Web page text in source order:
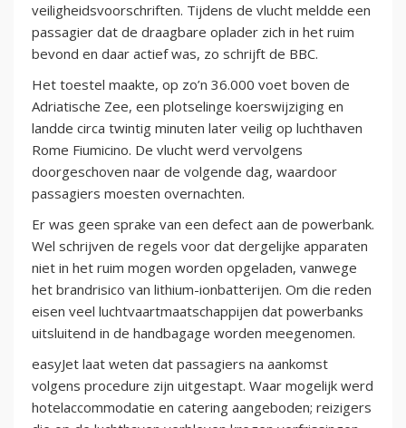
veiligheidsvoorschriften. Tijdens de vlucht meldde een
passagier dat de draagbare oplader zich in het ruim
bevond en daar actief was, zo schrijft de BBC.
Het toestel maakte, op zo’n 36.000 voet boven de
Adriatische Zee, een plotselinge koerswijziging en
landde circa twintig minuten later veilig op luchthaven
Rome Fiumicino. De vlucht werd vervolgens
doorgeschoven naar de volgende dag, waardoor
passagiers moesten overnachten.
Er was geen sprake van een defect aan de powerbank.
Wel schrijven de regels voor dat dergelijke apparaten
niet in het ruim mogen worden opgeladen, vanwege
het brandrisico van lithium-ionbatterijen. Om die reden
eisen veel luchtvaartmaatschappijen dat powerbanks
uitsluitend in de handbagage worden meegenomen.
easyJet laat weten dat passagiers na aankomst
volgens procedure zijn uitgestapt. Waar mogelijk werd
hotelaccommodatie en catering aangeboden; reizigers